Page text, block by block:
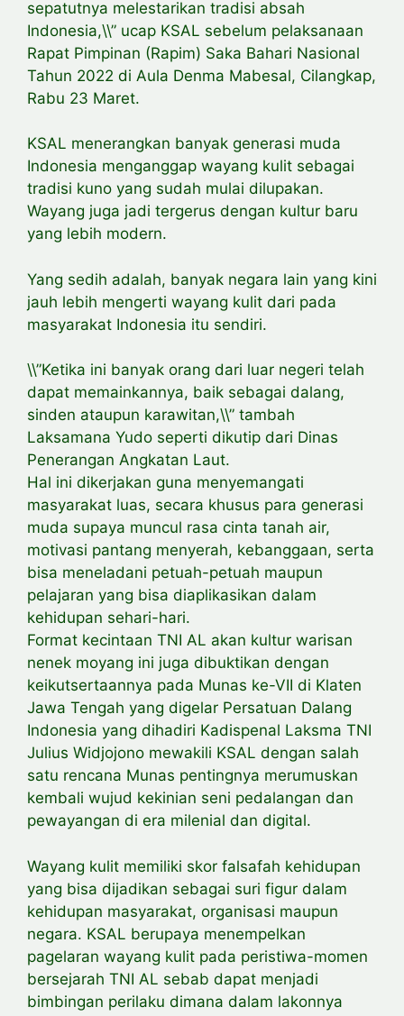
sepatutnya melestarikan tradisi absah
Indonesia,\\” ucap KSAL sebelum pelaksanaan
Rapat Pimpinan (Rapim) Saka Bahari Nasional
Tahun 2022 di Aula Denma Mabesal, Cilangkap,
Rabu 23 Maret.
KSAL menerangkan banyak generasi muda
Indonesia menganggap wayang kulit sebagai
tradisi kuno yang sudah mulai dilupakan.
Wayang juga jadi tergerus dengan kultur baru
yang lebih modern.
Yang sedih adalah, banyak negara lain yang kini
jauh lebih mengerti wayang kulit dari pada
masyarakat Indonesia itu sendiri.
\\”Ketika ini banyak orang dari luar negeri telah
dapat memainkannya, baik sebagai dalang,
sinden ataupun karawitan,\\” tambah
Laksamana Yudo seperti dikutip dari Dinas
Penerangan Angkatan Laut.
Hal ini dikerjakan guna menyemangati
masyarakat luas, secara khusus para generasi
muda supaya muncul rasa cinta tanah air,
motivasi pantang menyerah, kebanggaan, serta
bisa meneladani petuah-petuah maupun
pelajaran yang bisa diaplikasikan dalam
kehidupan sehari-hari.
Format kecintaan TNI AL akan kultur warisan
nenek moyang ini juga dibuktikan dengan
keikutsertaannya pada Munas ke-VII di Klaten
Jawa Tengah yang digelar Persatuan Dalang
Indonesia yang dihadiri Kadispenal Laksma TNI
Julius Widjojono mewakili KSAL dengan salah
satu rencana Munas pentingnya merumuskan
kembali wujud kekinian seni pedalangan dan
pewayangan di era milenial dan digital.
Wayang kulit memiliki skor falsafah kehidupan
yang bisa dijadikan sebagai suri figur dalam
kehidupan masyarakat, organisasi maupun
negara. KSAL berupaya menempelkan
pagelaran wayang kulit pada peristiwa-momen
bersejarah TNI AL sebab dapat menjadi
bimbingan perilaku dimana dalam lakonnya